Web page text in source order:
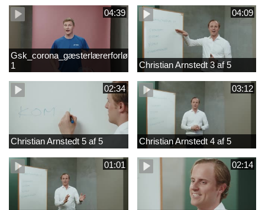
04:39
Gsk_corona_gæsterlærerforløb_Axelsen_del
1
04:09
Christian Arnstedt 3 af 5
02:34
Christian Arnstedt 5 af 5
03:12
Christian Arnstedt 4 af 5
01:01 02:14